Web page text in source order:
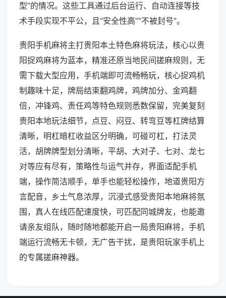
型”的情况。这些工具通过后台运行、自动连接等技
术手段实现不平公，且“安全性高”“不被封号”。
贵阳手机麻将主打贵阳本土特色麻将玩法，核心以贵
阳捉鸡麻将为蓝本，精准还原当地民间搓麻规则，无
需下载大型应用，手机端即可流畅畅玩，核心捉鸡机
制趣味十足，牌局结束翻鸡牌，鸡牌加分、金鸡翻
倍，冲锋鸡、责任鸡等特色规则悉数保留，完美复刻
贵阳本地玩法细节，点豆、闷豆、转弯豆等杠牌结算
清晰，明杠暗杠收益区分明确，可碰可杠，打法灵
活，胡牌牌型划分清晰，平胡、大对子、七对、龙七
对等应有尽有，策略性与运气并存，界面适配手机
端，操作简洁顺手，单手也能轻松操作，地道贵阳方
言配音，乡土气息浓厚，沉浸式感受贵阳本地麻将氛
围，真人在线匹配速度快，可匹配同城牌友，也能邀
请亲友组队，随时随地都能开启一局贵阳麻将，手机
端运行流畅无卡顿，无广告干扰，是贵阳玩家手机上
的专属搓麻神器。